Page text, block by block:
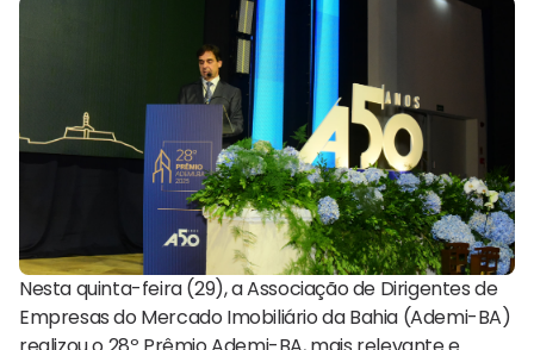
Nesta quinta-feira (29), a Associação de Dirigentes de
Empresas do Mercado Imobiliário da Bahia (Ademi-BA)